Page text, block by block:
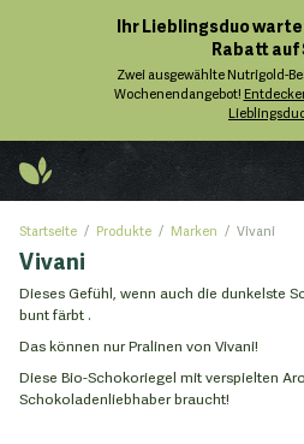
Ihr Lieblingsduo
Rabatt auf
Zwei ausgewählte Nutrigold-
Wochenendangebot!
Startseite Produkte Marken Vivani
Vivani
Dieses Gefühl, wenn auch die dunkelste
bunt färbt .
Das können nur Pralinen von Vivani!
Diese Bio-Schokoriegel mit verspielten
Schokoladenliebhaber braucht!